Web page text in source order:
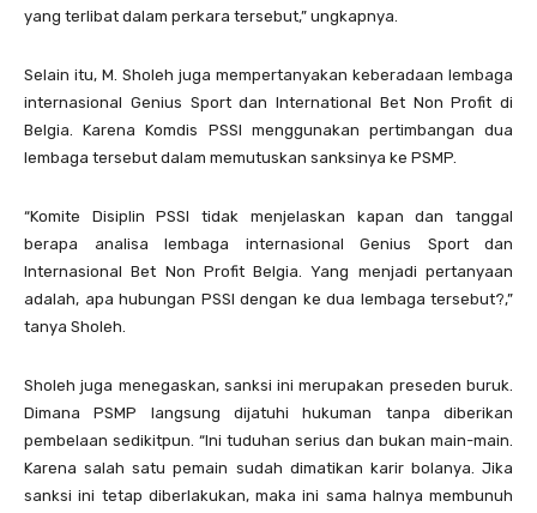
yang terlibat dalam perkara tersebut,” ungkapnya.
Selain itu, M. Sholeh juga mempertanyakan keberadaan lembaga
internasional Genius Sport dan International Bet Non Profit di
Belgia. Karena Komdis PSSI menggunakan pertimbangan dua
lembaga tersebut dalam memutuskan sanksinya ke PSMP.
“Komite Disiplin PSSI tidak menjelaskan kapan dan tanggal
berapa analisa lembaga internasional Genius Sport dan
Internasional Bet Non Profit Belgia. Yang menjadi pertanyaan
adalah, apa hubungan PSSI dengan ke dua lembaga tersebut?,”
tanya Sholeh.
Sholeh juga menegaskan, sanksi ini merupakan preseden buruk.
Dimana PSMP langsung dijatuhi hukuman tanpa diberikan
pembelaan sedikitpun. “Ini tuduhan serius dan bukan main-main.
Karena salah satu pemain sudah dimatikan karir bolanya. Jika
sanksi ini tetap diberlakukan, maka ini sama halnya membunuh